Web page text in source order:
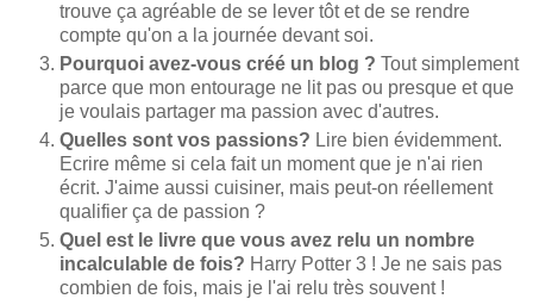
trouve ça agréable de se lever tôt et de se rendre
compte qu'on a la journée devant soi.
Pourquoi avez-vous créé un blog ? Tout simplement
parce que mon entourage ne lit pas ou presque et que
je voulais partager ma passion avec d'autres.
Quelles sont vos passions? Lire bien évidemment.
Ecrire même si cela fait un moment que je n'ai rien
écrit. J'aime aussi cuisiner, mais peut-on réellement
qualifier ça de passion ?
Quel est le livre que vous avez relu un nombre
incalculable de fois? Harry Potter 3 ! Je ne sais pas
combien de fois, mais je l'ai relu très souvent !